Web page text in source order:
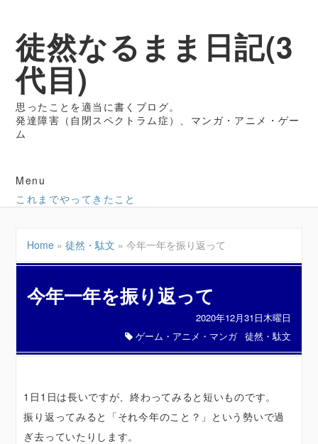
徒然なるまま日記(3
代目)
思ったことを適当に書くブログ。
発達障害（自閉スペクトラム症）、マンガ・アニメ・ゲー
ム
Menu
これまでやってきたこと
Home »徒然・駄文 »今年一年を振り返って
今年一年を振り返って
2020年12月31日木曜日
ゲーム・アニメ・マンガ 徒然・駄文
1日1日は長いですが、終わってみると短いものです。
振り返ってみると「それ今年のこと？」という勢いで過
ぎ去っていたりします。